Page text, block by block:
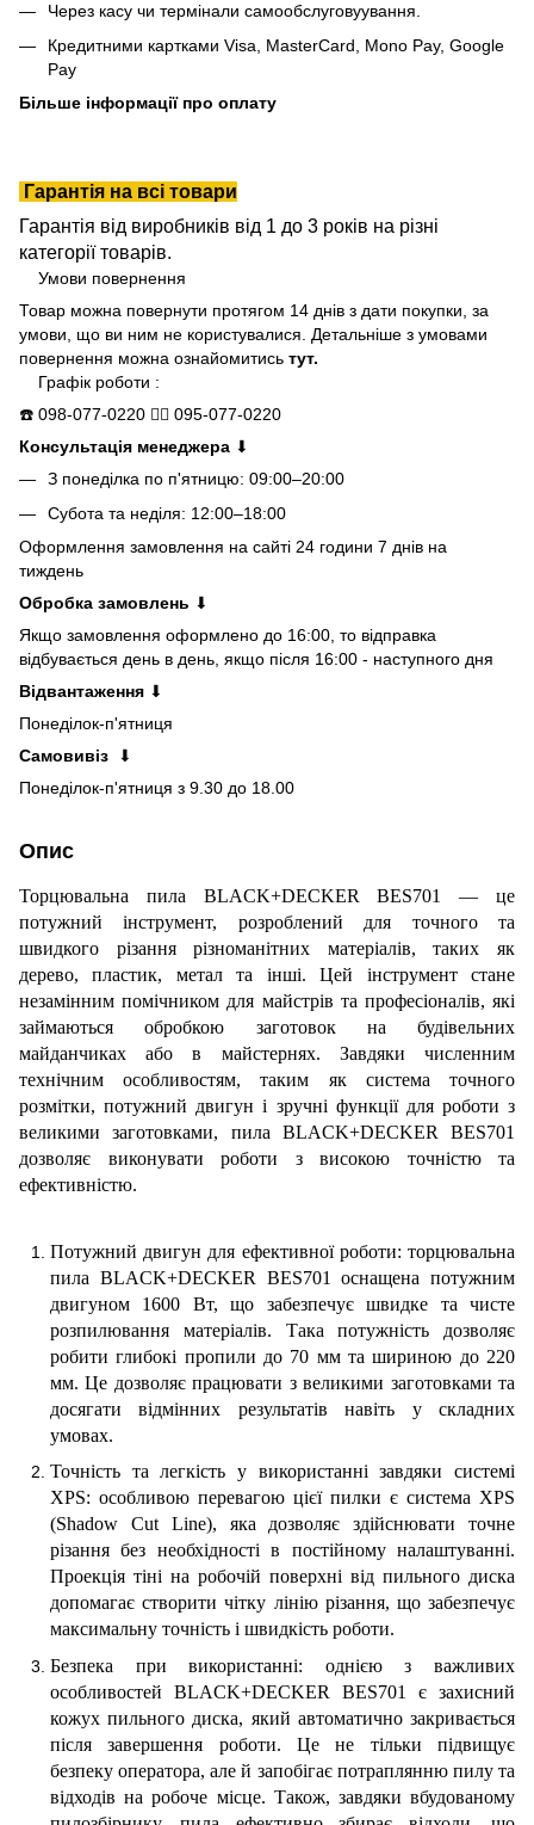
Через касу чи термінали самообслуговуування.
Кредитними картками Visa, MasterCard, Mono Pay, Google
Pay
Більше інформації про оплату
Гарантія на всі товари
Гарантія від виробників від 1 до 3 років на різні
категорії товарів.
Умови повернення
Товар можна повернути протягом 14 днів з дати покупки, за
умови, що ви ним не користувалися. Детальніше з умовами
повернення можна ознайомитись тут.
Графік роботи :
☎️ 098-077-0220 👍🏻 095-077-0220
Консультація менеджера ⬇
З понеділка по п'ятницю: 09:00–20:00
Субота та неділя: 12:00–18:00
Оформлення замовлення на сайті 24 години 7 днів на
тиждень
Обробка замовлень ⬇
Якщо замовлення оформлено до 16:00, то відправка
відбувається день в день, якщо після 16:00 - наступного дня
Відвантаження ⬇
Понеділок-п'ятниця
Самовивіз
⬇
Понеділок-п'ятниця з 9.30 до 18.00
Опис
Торцювальна пила BLACK+DECKER BES701 — це
потужний інструмент, розроблений для точного та
швидкого різання різноманітних матеріалів, таких як
дерево, пластик, метал та інші. Цей інструмент стане
незамінним помічником для майстрів та професіоналів, які
займаються обробкою заготовок на будівельних
майданчиках або в майстернях. Завдяки численним
технічним особливостям, таким як система точного
розмітки, потужний двигун і зручні функції для роботи з
великими заготовками, пила BLACK+DECKER BES701
дозволяє виконувати роботи з високою точністю та
ефективністю.
Потужний двигун для ефективної роботи: торцювальна
пила BLACK+DECKER BES701 оснащена потужним
двигуном 1600 Вт, що забезпечує швидке та чисте
розпилювання матеріалів. Така потужність дозволяє
робити глибокі пропили до 70 мм та шириною до 220
мм. Це дозволяє працювати з великими заготовками та
досягати відмінних результатів навіть у складних
умовах.
Точність та легкість у використанні завдяки системі
XPS: особливою перевагою цієї пилки є система XPS
(Shadow Cut Line), яка дозволяє здійснювати точне
різання без необхідності в постійному налаштуванні.
Проекція тіні на робочій поверхні від пильного диска
допомагає створити чітку лінію різання, що забезпечує
максимальну точність і швидкість роботи.
Безпека при використанні: однією з важливих
особливостей BLACK+DECKER BES701 є захисний
кожух пильного диска, який автоматично закривається
після завершення роботи. Це не тільки підвищує
безпеку оператора, але й запобігає потраплянню пилу та
відходів на робоче місце. Також, завдяки вбудованому